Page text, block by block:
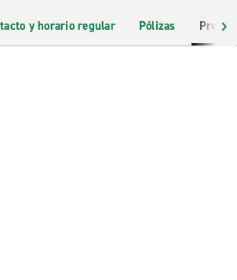
y horario regular Pólizas